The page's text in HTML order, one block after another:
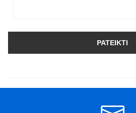
PATEIKTI